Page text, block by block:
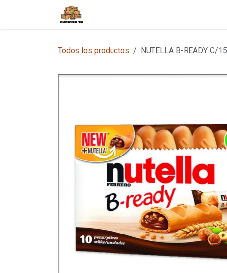
Todos los productos NUTELLA B-READY C/15